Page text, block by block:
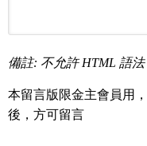
備註: 不允許 HTML 語法
本留言版限金主會員用，
後，方可留言